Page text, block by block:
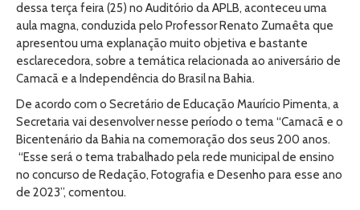
dessa terça feira (25) no Auditório da APLB, aconteceu uma
aula magna, conduzida pelo Professor Renato Zumaêta que
apresentou uma explanação muito objetiva e bastante
esclarecedora, sobre a temática relacionada ao aniversário de
Camacã e a Independência do Brasil na Bahia.
De acordo com o Secretário de Educação Maurício Pimenta, a
Secretaria vai desenvolver nesse período o tema “Camacã e o
Bicentenário da Bahia na comemoração dos seus 200 anos.
“Esse será o tema trabalhado pela rede municipal de ensino
no concurso de Redação, Fotografia e Desenho para esse ano
de 2023”, comentou.